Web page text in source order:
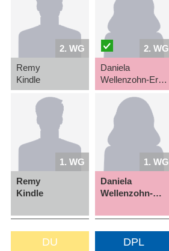
2. WG
Remy
Kindle
1. WG
Remy
Kindle
2. WG
Daniela
Wellenzohn-Erne
1. WG
Daniela
Wellenzohn-Erne
DU DPL